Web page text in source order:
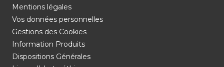
Mentions légales
Vos données personnelles
Gestions des Cookies
Information Produits
Dispositions Générales